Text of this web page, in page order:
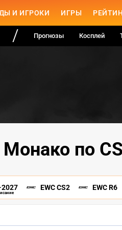
И ИГРОКИ ИГРЫ
Прогнозы Косплей
по
EWC CS2 EWC R6